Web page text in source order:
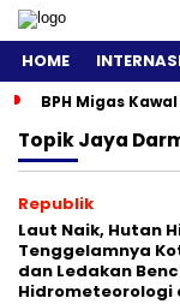
HOME
BPH Migas
TopikJaya
Republik
Laut Naik, Hutan
Tenggelamnya
dan Ledakan
Hidrometeorologi